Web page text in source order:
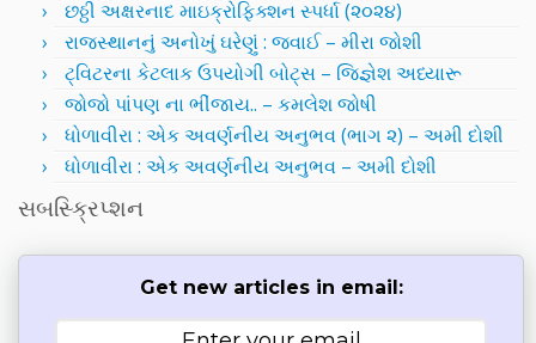
છઠ્ઠી અક્ષરનાદ માઇક્રોફિક્શન સ્પર્ધા (૨૦૨૪)
રાજસ્થાનનું અનોખું ઘરેણું : જવાઈ – મીરા જોશી
ટ્વિટરના કેટલાક ઉપયોગી બોટ્સ – જિજ્ઞેશ અધ્યારૂ
જોજો પાંપણ ના ભીંજાય.. – કમલેશ જોષી
ધોળાવીરા : એક અવર્ણનીય અનુભવ (ભાગ ૨) – અમી દોશી
ધોળાવીરા : એક અવર્ણનીય અનુભવ – અમી દોશી
સબસ્ક્રિપ્શન
Get new articles in email: